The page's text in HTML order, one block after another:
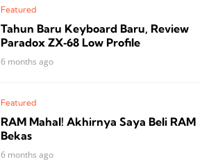
Featured
Tahun Baru Keyboard Baru, Review
Paradox ZX‑68 Low Profile
6 months ago
Featured
RAM Mahal! Akhirnya Saya Beli RAM
Bekas
6 months ago